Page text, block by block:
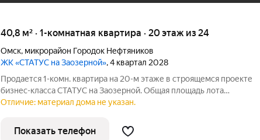
40,8 м² · 1-комнатная квартира · 20 этаж из 24
Омск, микрорайон Городок Нефтяников
ЖК «СТАТУС на Заозерной», 4 квартал 2028
Продается 1-комн. квартира на 20-м этаже в строящемся проекте
бизнес-класса СТАТУС на Заозерной. Общая площадь лота
составляет 40,76 кв. м, из которых 13,53 кв. м отведено под жилую
Преимущества
Отличие: материал дома не указан.
Показать телефон